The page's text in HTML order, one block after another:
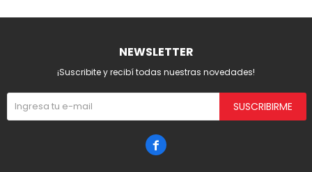
NEWSLETTER
¡Suscribite y recibí todas nuestras novedades!
SUSCRIBIRME
